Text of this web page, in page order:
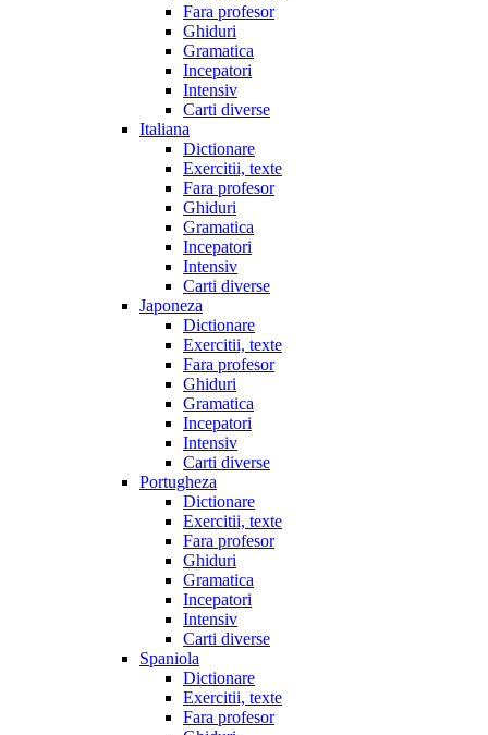
Fara profesor
Ghiduri
Gramatica
Incepatori
Intensiv
Carti diverse
Italiana
Dictionare
Exercitii, texte
Fara profesor
Ghiduri
Gramatica
Incepatori
Intensiv
Carti diverse
Japoneza
Dictionare
Exercitii, texte
Fara profesor
Ghiduri
Gramatica
Incepatori
Intensiv
Carti diverse
Portugheza
Dictionare
Exercitii, texte
Fara profesor
Ghiduri
Gramatica
Incepatori
Intensiv
Carti diverse
Spaniola
Dictionare
Exercitii, texte
Fara profesor